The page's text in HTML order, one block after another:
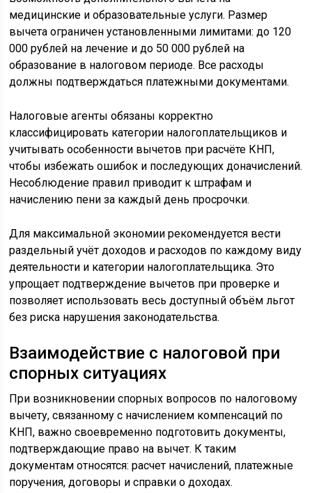
медицинские и образовательные услуги. Размер
вычета ограничен установленными лимитами: до 120
000 рублей на лечение и до 50 000 рублей на
образование в налоговом периоде. Все расходы
должны подтверждаться платежными документами.
Налоговые агенты обязаны корректно
классифицировать категории налогоплательщиков и
учитывать особенности вычетов при расчёте КНП,
чтобы избежать ошибок и последующих доначислений.
Несоблюдение правил приводит к штрафам и
начислению пени за каждый день просрочки.
Для максимальной экономии рекомендуется вести
раздельный учёт доходов и расходов по каждому виду
деятельности и категории налогоплательщика. Это
упрощает подтверждение вычетов при проверке и
позволяет использовать весь доступный объём льгот
без риска нарушения законодательства.
Взаимодействие с налоговой при
спорных ситуациях
При возникновении спорных вопросов по налоговому
вычету, связанному с начислением компенсаций по
КНП, важно своевременно подготовить документы,
подтверждающие право на вычет. К таким
документам относятся: расчет начислений, платежные
поручения, договоры и справки о доходах.